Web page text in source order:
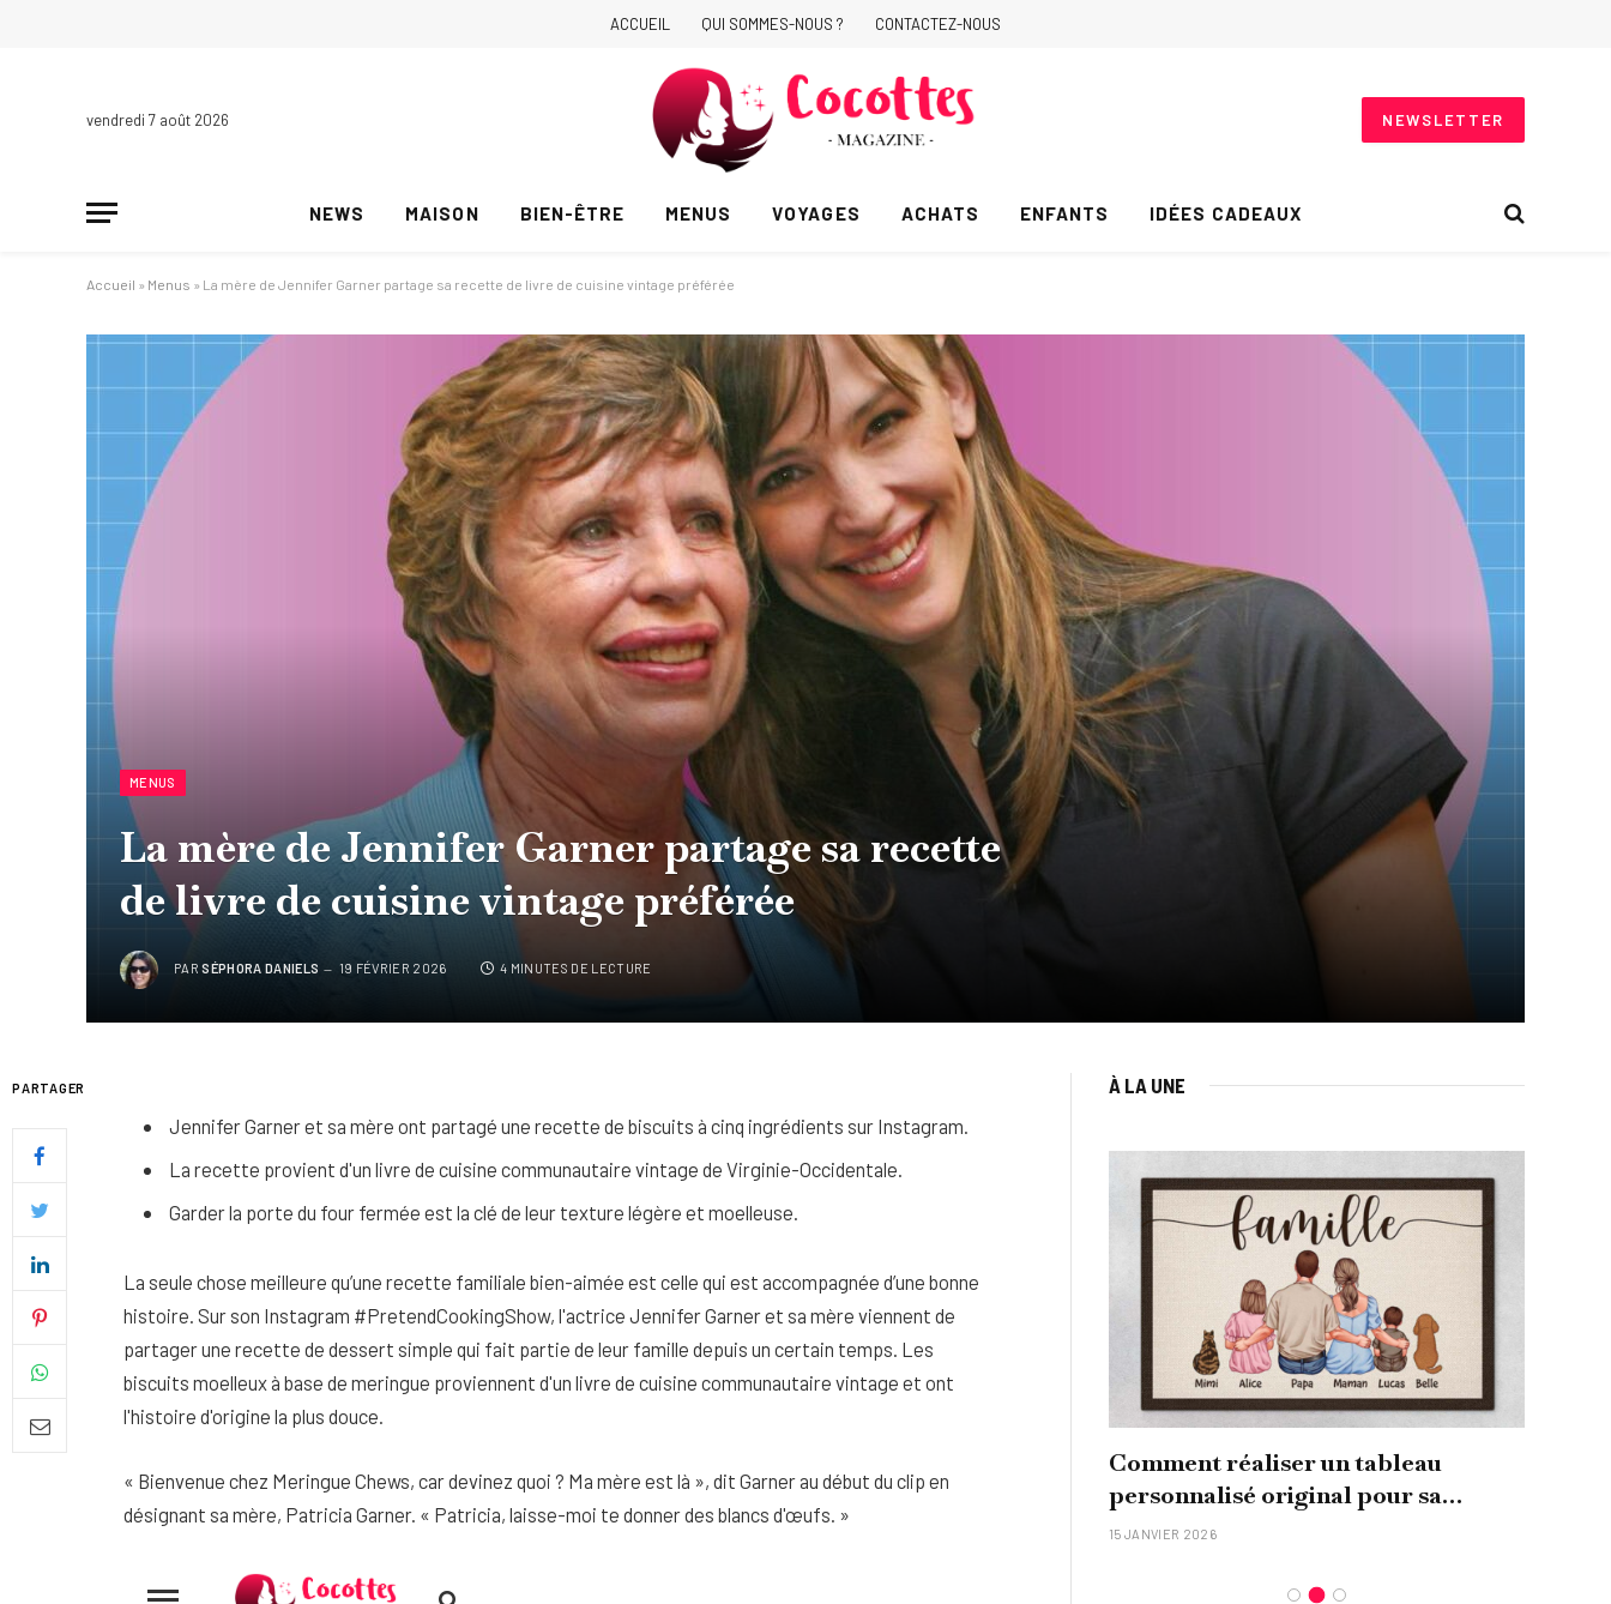
ACCUEIL QUI SOMMES-NOUS ? CONTACTEZ-NOUS
vendredi 7 août 2026 NEWSLETTER
NEWS MAISON BIEN-ÊTRE MENUS VOYAGES ACHATS ENFANTS IDÉES CADEAUX
Accueil » Menus » La mère de Jennifer Garner partage sa recette de livre de cuisine vintage préférée
MENUS
La mère de Jennifer Garner partage sa recette
de livre de cuisine vintage préférée
PAR SÉPHORA DANIELS 19 FÉVRIER 2026 4 MINUTES DE LECTURE
PARTAGER
Jennifer Garner et sa mère ont partagé une recette de biscuits à cinq ingrédients sur Instagram.
La recette provient d'un livre de cuisine communautaire vintage de Virginie-Occidentale.
Garder la porte du four fermée est la clé de leur texture légère et moelleuse.
La seule chose meilleure qu’une recette familiale bien-aimée est celle qui est accompagnée d’une bonne
histoire. Sur son Instagram #PretendCookingShow, l'actrice Jennifer Garner et sa mère viennent de
partager une recette de dessert simple qui fait partie de leur famille depuis un certain temps. Les
biscuits moelleux à base de meringue proviennent d'un livre de cuisine communautaire vintage et ont
l'histoire d'origine la plus douce.
« Bienvenue chez Meringue Chews, car devinez quoi ? Ma mère est là », dit Garner au début du clip en
désignant sa mère, Patricia Garner. « Patricia, laisse-moi te donner des blancs d'œufs. »
À LA UNE
uniforme et lumineuse
utiliser pour ne pas l’irriter ?
Comment réaliser un tableau
personnalisé original pour sa
famille ?
15 JANVIER 2026